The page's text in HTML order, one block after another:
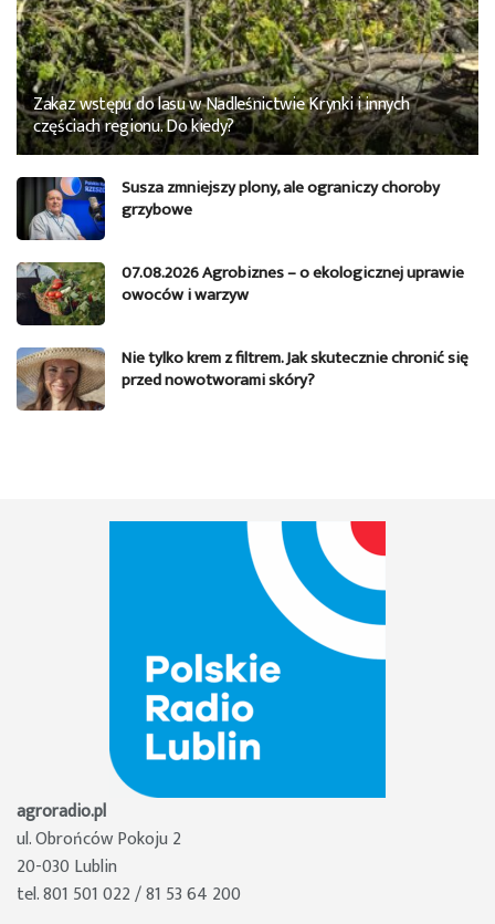
Zakaz wstępu do lasu w Nadleśnictwie Krynki i innych
częściach regionu. Do kiedy?
Susza zmniejszy plony, ale ograniczy choroby
grzybowe
07.08.2026 Agrobiznes – o ekologicznej uprawie
owoców i warzyw
Nie tylko krem z filtrem. Jak skutecznie chronić się
przed nowotworami skóry?
agroradio.pl
ul. Obrońców Pokoju 2
20-030 Lublin
tel. 801 501 022 / 81 53 64 200